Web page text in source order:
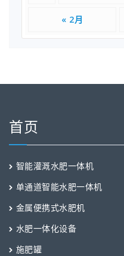
« 2月
首页
智能灌溉水肥一体机
单通道智能水肥一体机
金属便携式水肥机
水肥一体化设备
施肥罐